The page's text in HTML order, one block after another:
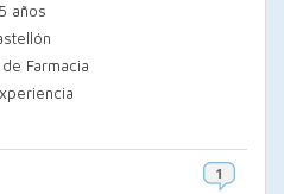
años
Farmacia